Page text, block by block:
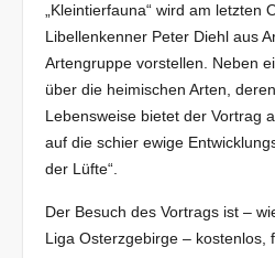
„Kleintierfauna“ wird am letzten
Libellenkenner Peter Diehl aus
Artengruppe vorstellen. Neben
über die heimischen Arten,
Lebensweise bietet der Vortrag
auf die schier ewige
der Lüfte“.
Der Besuch des Vortrags ist –
Liga Osterzgebirge – kostenlos,